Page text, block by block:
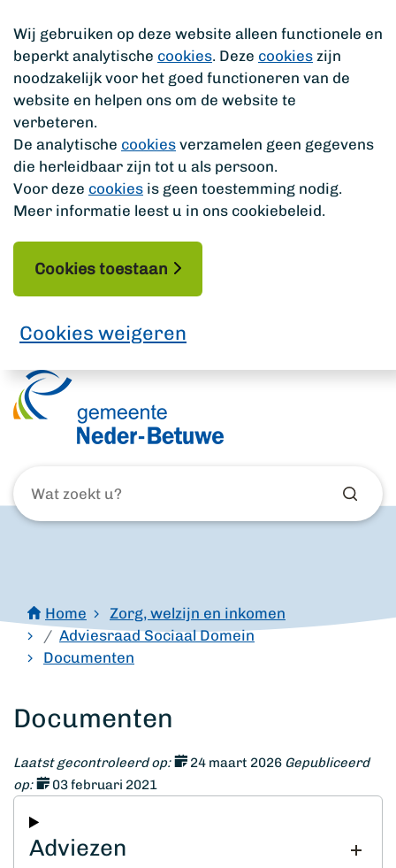
Wij gebruiken op deze website alleen functionele en
beperkt analytische cookies. Deze cookies zijn
noodzakelijk voor het goed functioneren van de
website en helpen ons om de website te
verbeteren.
De analytische cookies verzamelen geen gegevens
die herleidbaar zijn tot u als persoon.
Voor deze cookies is geen toestemming nodig.
Meer informatie leest u in ons cookiebeleid.
Cookies toestaan
Cookies weigeren
zoekt
u?
Home
Zorg, welzijn en inkomen
Adviesraad Sociaal Domein
Documenten
Documenten
Laatst gecontroleerd op: 24 maart 2026 Gepubliceerd
op:
03 februari 2021
Adviezen